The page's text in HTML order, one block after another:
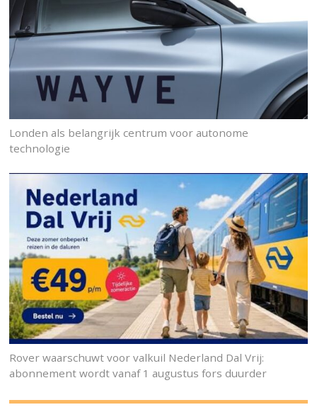
Londen als belangrijk centrum voor autonome
technologie
Rover waarschuwt voor valkuil Nederland Dal Vrij:
abonnement wordt vanaf 1 augustus fors duurder